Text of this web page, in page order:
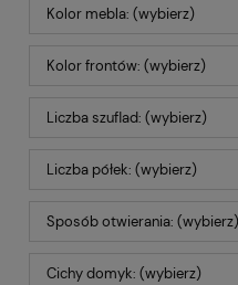
Kolor mebla: (wybierz)
Kolor frontów: (wybierz)
Liczba szuflad: (wybierz)
Liczba półek: (wybierz)
Sposób otwierania: (wybierz)
Cichy domyk: (wybierz)